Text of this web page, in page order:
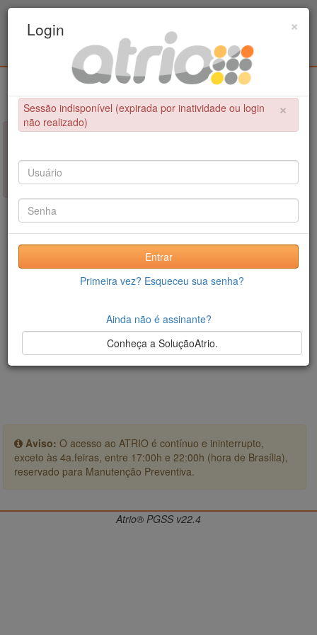
Civil / UPE
×
NÃO FOI POSSÍVEL CONCLUIR A OPERAÇÃO
Sessão indisponível (expirada por inatividade ou login não
realizado)
Aviso: O acesso ao ATRIO é contínuo e ininterrupto,
exceto às 4a.feiras, entre 17:00h e 22:00h (hora de Brasília),
reservado para Manutenção Preventiva.
×
Login
×
Sessão indisponível (expirada por inatividade ou login
não realizado)
Entrar
Primeira vez? Esqueceu sua senha?
Ainda não é assinante?
Conheça a SoluçãoAtrio.
Atrio® PGSS v22.4